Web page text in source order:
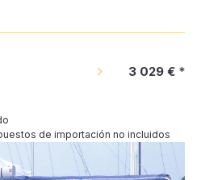
3 029 € *
de importación no incluidos